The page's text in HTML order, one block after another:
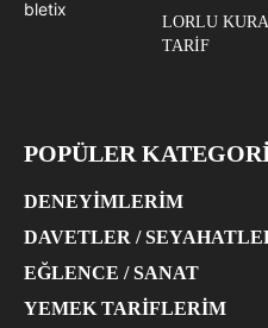
LORLU
TARIF
POPÜLER
DENEYIMLERIM
DAVETLER /
EĞLENCE / SANAT
YEMEK TARIFLERIM